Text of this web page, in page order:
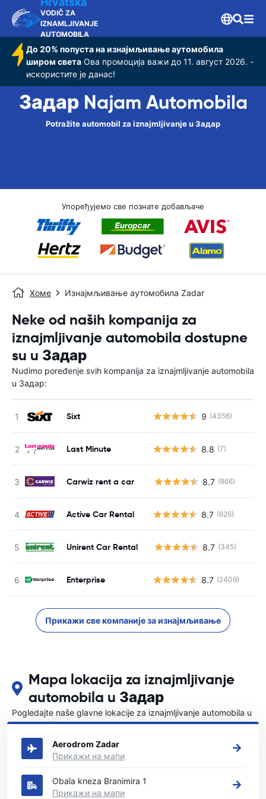
VODIČ ZA
IZNAMLJIVANJE
AUTOMOBILA
До 20% попуста на изнајмљивање аутомобила
широм света Ова промоција важи до 11. август 2026. -
искористите је данас!
Задар Najam Automobila
Potražite automobil za iznajmljivanje u Задар
Упоређујемо све познате добављаче
Хоме Изнајмљивање аутомобила Zadar
Neke od naših kompanija za
iznajmljivanje automobila dostupne
su u Задар
Nudimo poređenje svih kompanija za iznajmljivanje automobila
u Задар:
Sixt 9 (4356)
Last Minute 8.8 (7)
Carwiz rent a car 8.7 (866)
Active Car Rental 8.7 (626)
Unirent Car Rental 8.7 (345)
Enterprise 8.7 (2409)
Прикажи све компаније за изнајмљивање
Mapa lokacija za iznajmljivanje
automobila u Задар
Pogledajte naše glavne lokacije za iznajmljivanje automobila u
{COUNTRI}
Aerodrom Zadar
Прикажи на мапи
Obala kneza Branimira 1
Прикажи на мапи